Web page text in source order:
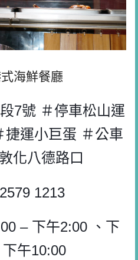
海鮮餐廳
7號 ＃停車松山運
捷運小巨蛋 ＃公車
化八德路口
1213
– 下午2:00 、下
午10:00